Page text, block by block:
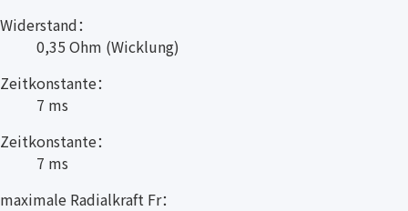
Widerstand：
0,35 Ohm (Wicklung)
Zeitkonstante：
7 ms
Zeitkonstante：
7 ms
maximale Radialkraft Fr：